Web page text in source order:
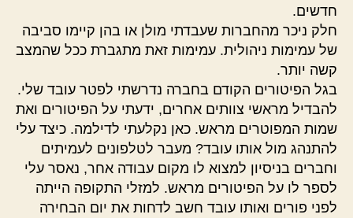
חדשים.
חלק ניכר מהחברות שעבדתי מולן או בהן קיימו סביבה
של עמימות ניהולית. עמימות זאת מתגברת ככל שהמצב
קשה יותר.
בגל הפיטורים הקודם בחברה נדרשתי לפטר עובד שלי.
להבדיל מראשי צוותים אחרים, ידעתי על הפיטורים ואת
שמות המפוטרים מראש. כאן נקלעתי לדילמה. כיצד עלי
להתנהג מול אותו עובד? מעבר לטלפונים לעמיתים
וחברים בניסיון למצוא לו מקום עבודה אחר, נאסר עלי
לספר לו על הפיטורים מראש. למזלי התקופה הייתה
לפני פורים ואותו עובד חשב לדחות את יום הבחירה